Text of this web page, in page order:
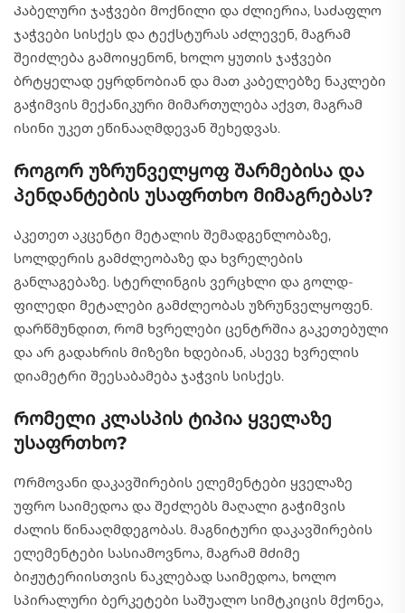
Კაბელური ჯაჭვები მოქნილი და ძლიერია, საძაფლო
ჯაჭვები სისქეს და ტექსტურას აძლევენ, მაგრამ
შეიძლება გამოიყენონ, ხოლო ყუთის ჯაჭვები
ბრტყელად ეყრდნობიან და მათ კაბელებზე ნაკლები
გაჭიმვის მექანიკური მიმართულება აქვთ, მაგრამ
ისინი უკეთ ეწინააღმდევან შეხედვას.
Როგორ უზრუნველყოფ შარმებისა და
პენდანტების უსაფრთხო მიმაგრებას?
Აკეთეთ აკცენტი მეტალის შემადგენლობაზე,
სოლდერის გამძლეობაზე და ხვრელების
განლაგებაზე. სტერლინგის ვერცხლი და გოლდ-
ფილედი მეტალები გამძლეობას უზრუნველყოფენ.
დარწმუნდით, რომ ხვრელები ცენტრშია გაკეთებული
და არ გადახრის მიზეზი ხდებიან, ასევე ხვრელის
დიამეტრი შეესაბამება ჯაჭვის სისქეს.
Რომელი კლასპის ტიპია ყველაზე
უსაფრთხო?
Ორმოვანი დაკავშირების ელემენტები ყველაზე
უფრო საიმედოა და შეძლებს მაღალი გაჭიმვის
ძალის წინააღმდეგობას. მაგნიტური დაკავშირების
ელემენტები სასიამოვნოა, მაგრამ მძიმე
ბიჟუტერიისთვის ნაკლებად საიმედოა, ხოლო
სპირალური ბერკეტები საშუალო სიმტკიცის მქონეა,